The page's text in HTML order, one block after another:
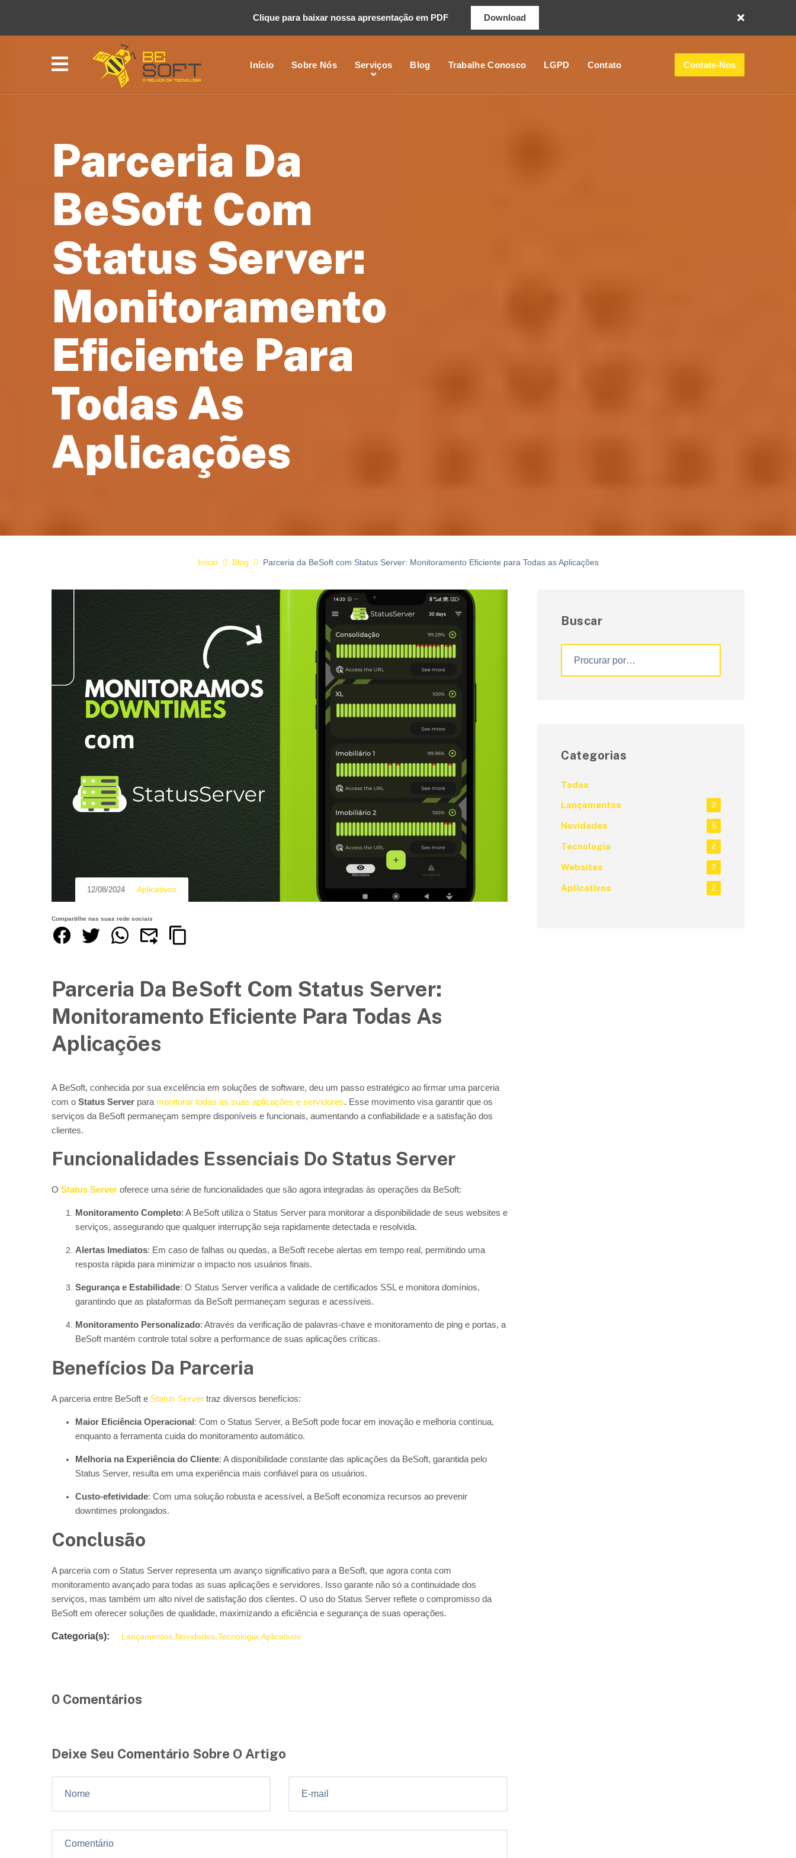
Clique para baixar nossa apresentação em PDF Download
Início Sobre Nós Serviços Blog Trabalhe Conosco LGPD Contato Contate-Nos
Parceria Da
BeSoft Com
Status Server:
Monitoramento
Eficiente Para
Todas As
Aplicações
Início Blog Parceria da BeSoft com Status Server: Monitoramento Eficiente para Todas as Aplicações
12/08/2024 Aplicativos
Compartilhe nas suas rede sociais
Parceria Da BeSoft Com Status Server:
Monitoramento Eficiente Para Todas As
Aplicações
A BeSoft, conhecida por sua excelência em soluções de software, deu um passo estratégico ao firmar uma parceria
com o Status Server para monitorar todas as suas aplicações e servidores. Esse movimento visa garantir que os
serviços da BeSoft permaneçam sempre disponíveis e funcionais, aumentando a confiabilidade e a satisfação dos
clientes.
Funcionalidades Essenciais Do Status Server
O Status Server oferece uma série de funcionalidades que são agora integradas às operações da BeSoft:
Monitoramento Completo: A BeSoft utiliza o Status Server para monitorar a disponibilidade de seus websites e
serviços, assegurando que qualquer interrupção seja rapidamente detectada e resolvida.
Alertas Imediatos: Em caso de falhas ou quedas, a BeSoft recebe alertas em tempo real, permitindo uma
resposta rápida para minimizar o impacto nos usuários finais.
Segurança e Estabilidade: O Status Server verifica a validade de certificados SSL e monitora domínios,
garantindo que as plataformas da BeSoft permaneçam seguras e acessíveis.
Monitoramento Personalizado: Através da verificação de palavras-chave e monitoramento de ping e portas, a
BeSoft mantém controle total sobre a performance de suas aplicações críticas.
Benefícios Da Parceria
A parceria entre BeSoft e Status Server traz diversos benefícios:
Maior Eficiência Operacional: Com o Status Server, a BeSoft pode focar em inovação e melhoria contínua,
enquanto a ferramenta cuida do monitoramento automático.
Melhoria na Experiência do Cliente: A disponibilidade constante das aplicações da BeSoft, garantida pelo
Status Server, resulta em uma experiência mais confiável para os usuários.
Custo-efetividade: Com uma solução robusta e acessível, a BeSoft economiza recursos ao prevenir
downtimes prolongados.
Conclusão
A parceria com o Status Server representa um avanço significativo para a BeSoft, que agora conta com
monitoramento avançado para todas as suas aplicações e servidores. Isso garante não só a continuidade dos
serviços, mas também um alto nível de satisfação dos clientes. O uso do Status Server reflete o compromisso da
BeSoft em oferecer soluções de qualidade, maximizando a eficiência e segurança de suas operações.
Categoria(s): Lançamentos Novidades Tecnologia Aplicativos
Buscar
Categorias
Todas
Lançamentos
2
Novidades 5
Tecnologia 2
Websites 2
Aplicativos 2
0 Comentários
Deixe Seu Comentário Sobre O Artigo